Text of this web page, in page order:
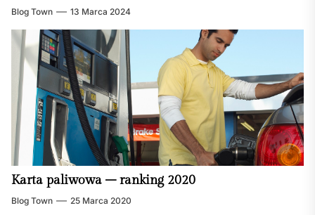
Blog Town 13 Marca 2024
Karta paliwowa – ranking 2020
Blog Town 25 Marca 2020